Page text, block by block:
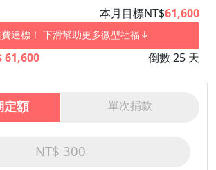
本月目標NT$61,600
達標！ 下滑幫助更多微型社福↓
61,600 倒數 25 天
定額 單次捐款
NT$ 300